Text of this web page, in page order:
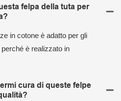
felpa della tuta per
in cotone è adatto per gli
è realizzato in
cura di queste felpe